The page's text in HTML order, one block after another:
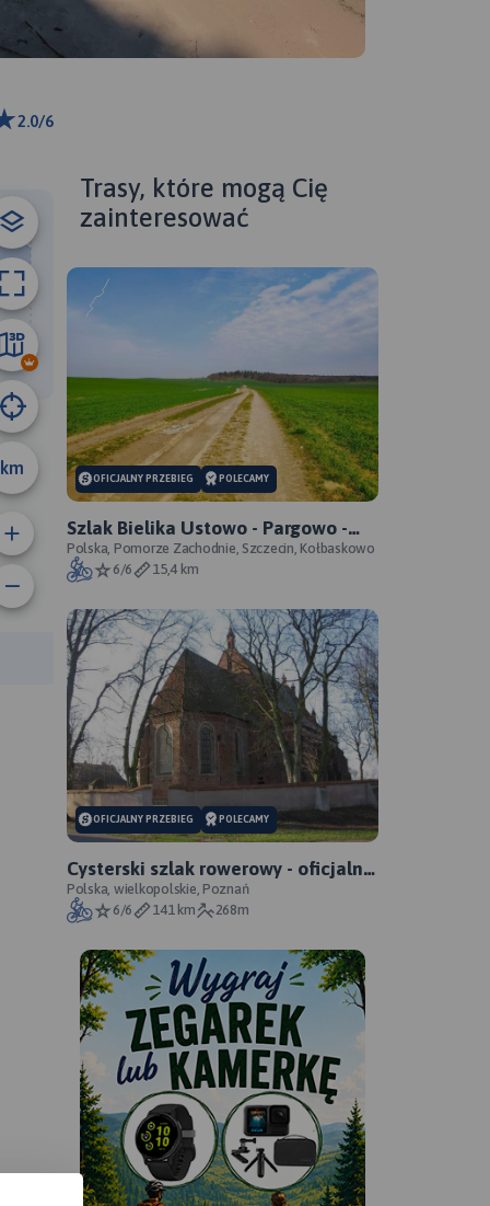
2.0/6
km
66 km
trasy:
Trasy, które mogą Cię
zainteresować
OFICJALNY PRZEBIEG POLECAMY
Szlak Bielika Ustowo - Pargowo -
przebieg oficjalny
Polska, Pomorze Zachodnie, Szczecin, Kołbaskowo
6/6
15,4 km
OFICJALNY PRZEBIEG POLECAMY
Cysterski szlak rowerowy - oficjalny
przebieg
Polska, wielkopolskie, Poznań
6/6
141 km 268m